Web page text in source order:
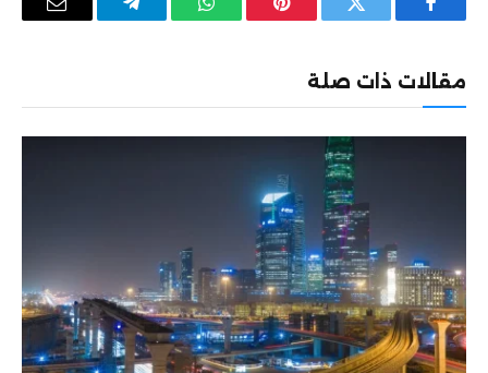
فيسبوك تويتر بينتيريستواتساب تيلقرام
البريد
مقالات ذات صلة